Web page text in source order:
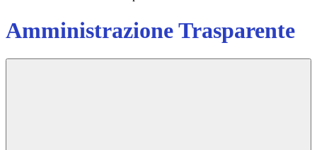
Amministrazione Trasparente